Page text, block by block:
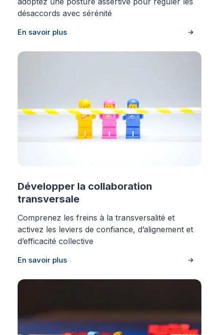
désaccords avec sérénité
En savoir plus
Développer la collaboration
transversale
Comprenez les freins à la transversalité et
activez les leviers de confiance, d’alignement et
d’efficacité collective
En savoir plus